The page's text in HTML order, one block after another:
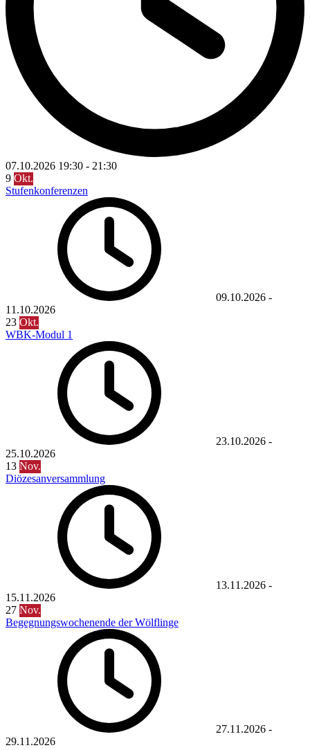
07.10.2026 19:30 - 21:30
9 Okt.
Stufenkonferenzen
09.10.2026 -
11.10.2026
23 Okt.
WBK-Modul 1
23.10.2026 -
25.10.2026
13 Nov.
Diözesanversammlung
13.11.2026 -
15.11.2026
27 Nov.
Begegnungswochenende der Wölflinge
27.11.2026 -
29.11.2026